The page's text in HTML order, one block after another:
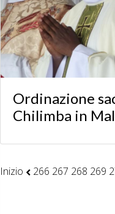
Ordinazione
Chilimba in
Inizio 266 267 268 269